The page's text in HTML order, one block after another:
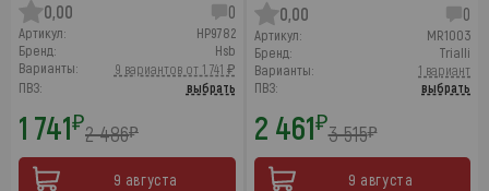
0,00
0
Артикул:
HP9782
Бренд:
Hsb
Варианты:
9 вариантов от 1 741 ₽
ПВЗ:
выбрать
1 741₽2 486₽
9 августа
0,00 0
Артикул:
MR1003
Бренд:
Trialli
Варианты:
1 вариант
ПВЗ:
выбрать
2 461₽3 515₽
9 августа